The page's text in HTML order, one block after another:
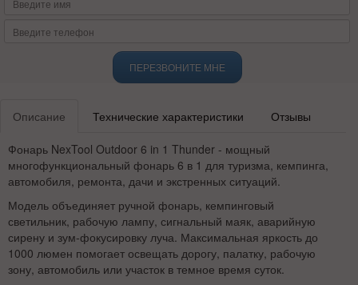
ПЕРЕЗВОНИТЕ МНЕ
Описание Технические характеристики Отзывы
Фонарь NexTool Outdoor 6 in 1 Thunder - мощный
многофункциональный фонарь 6 в 1 для туризма, кемпинга,
автомобиля, ремонта, дачи и экстренных ситуаций.
Модель объединяет ручной фонарь, кемпинговый
светильник, рабочую лампу, сигнальный маяк, аварийную
сирену и зум-фокусировку луча. Максимальная яркость до
1000 люмен помогает освещать дорогу, палатку, рабочую
зону, автомобиль или участок в темное время суток.